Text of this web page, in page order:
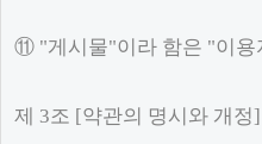
⑪ "게시물"이라 함은 "이용
제 3조 [약관의 명시와 개정]